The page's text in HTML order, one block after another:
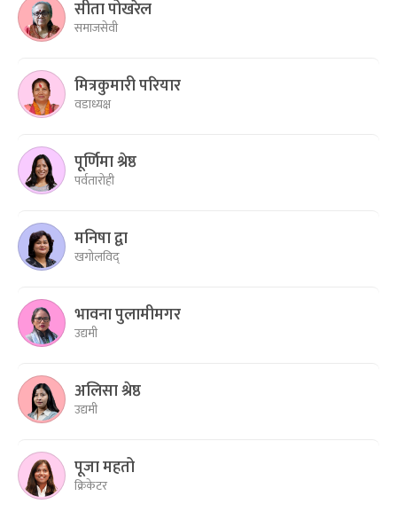
सीता पोखरेल
समाजसेवी
मित्रकुमारी परियार
वडाध्यक्ष
पूर्णिमा श्रेष्ठ
पर्वतारोही
मनिषा द्वा
खगोलविद्
भावना पुलामीमगर
उद्यमी
अलिसा श्रेष्ठ
उद्यमी
पूजा महतो
क्रिकेटर